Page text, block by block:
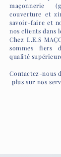
maçonnerie
couverture et
savoir-faire et
nos clients dans
Chez L.E.S
sommes fiers
qualité
Contactez-nous
plus sur nos